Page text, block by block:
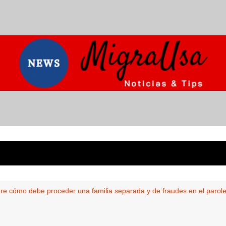
cómo debe proceder una familia separada y de fraudes en el parole